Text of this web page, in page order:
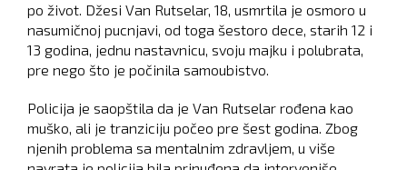
po život. Džesi Van Rutselar, 18, usmrtila je osmoro u
nasumičnoj pucnjavi, od toga šestoro dece, starih 12 i
13 godina, jednu nastavnicu, svoju majku i polubrata,
pre nego što je počinila samoubistvo.
Policija je saopštila da je Van Rutselar rođena kao
muško, ali je tranziciju počeo pre šest godina. Zbog
njenih problema sa mentalnim zdravljem, u više